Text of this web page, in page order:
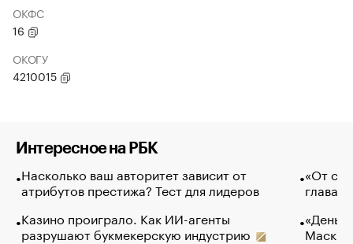
ОКФС
16
ОКОГУ
4210015
Интересное на РБК
Насколько ваш авторитет зависит от
атрибутов престижа? Тест для лидеров
Казино проиграло. Как ИИ-агенты
разрушают букмекерскую индустрию
«От
глава
Маск в